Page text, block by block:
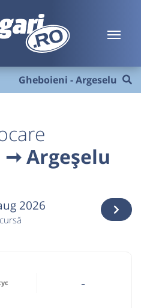
Gheboieni - Argeselu
Argeșelu
2026
-